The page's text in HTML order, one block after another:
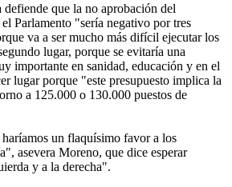
defiende que la no aprobación del
Parlamento "sería negativo por tres
va a ser mucho más difícil ejecutar los
lugar, porque se evitaría una
importante en sanidad, educación y en el
lugar porque "este presupuesto implica la
a 125.000 o 130.000 puestos de
un flaquísimo favor a los
asevera Moreno, que dice esperar
y a la derecha".